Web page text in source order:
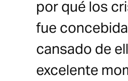
por qué los
fue
cansado de
excelente